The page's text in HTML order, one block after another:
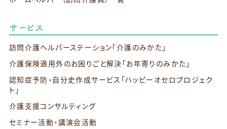
サービス
訪問介護ヘルパーステーション「介護のみかた」
介護保険適用外のお困りごと解決 「お年寄りのみかた」
認知症予防・自分史作成サービス 「ハッピーオセロプロジェク
ト」
介護支援コンサルティング
セミナー活動・講演会活動